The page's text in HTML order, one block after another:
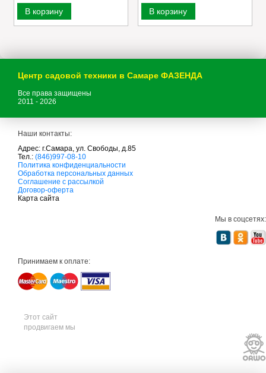
В корзину
В корзину
Центр садовой техники в Самаре ФАЗЕНДА
Все права защищены
2011 - 2026
Наши контакты:
Адрес: г.Самара, ул. Свободы, д.85
Тел.: (846)997-08-10
с
а
д
о
в
и
к
а
м
т
Политика конфиденциальности
Обработка персональных данных
Соглашение с рассылкой
Договор-оферта
Карта сайта
Мы в соцсетях:
Принимаем к оплате:
Этот сайт
продвигаем мы